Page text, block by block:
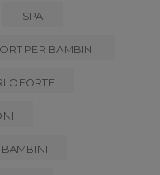
SPA
PER BAMBINI